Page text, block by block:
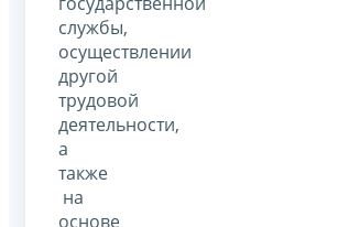
службы,
осуществлении
другой
трудовой
деятельности,
а
также
на
основе